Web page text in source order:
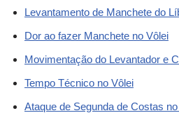
Levantamento de Manchete do
Dor ao fazer Manchete no Vôlei
Movimentação do Levantador e
Tempo Técnico no Vôlei
Ataque de Segunda de Costas